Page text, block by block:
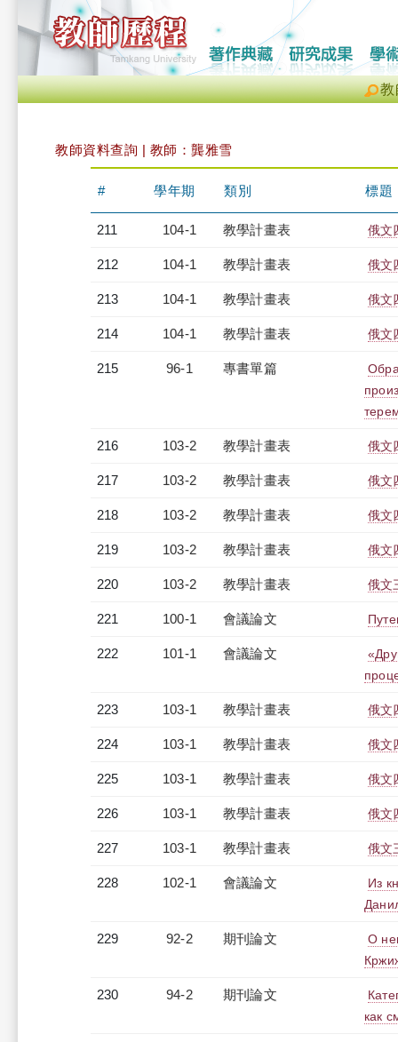
教
教師資料查詢 | 教師：龔雅雪
# 學年期 類別 標題
211 104-1 教學計畫表 俄文
212 104-1 教學計畫表 俄文
213 104-1 教學計畫表 俄文
214 104-1 教學計畫表 俄文
215 96-1 專書單篇
216 103-2 教學計畫表 俄文
217 103-2 教學計畫表 俄文
218 103-2 教學計畫表 俄文
219 103-2 教學計畫表 俄文
220 103-2 教學計畫表 俄文
221 100-1 會議論文
222 101-1 會議論文
223 103-1 教學計畫表 俄文
224 103-1 教學計畫表 俄文
225 103-1 教學計畫表 俄文
226 103-1 教學計畫表 俄文
227 103-1 教學計畫表 俄文
228 102-1 會議論文
Из
229 92-2 期刊論文
О
230 94-2 期刊論文
как